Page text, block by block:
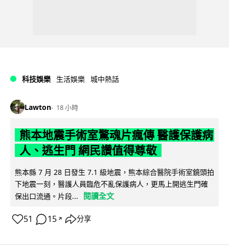
科技娛樂 生活娛樂 城中熱話
Lawton 18 小時
熊本地震手術室驚魂片瘋傳 醫護保護病
人、逃生門 網民讚值得尊敬
熊本縣 7 月 28 日發生 7.1 級地震，熊本綜合醫院手術室鏡頭拍
下地震一刻，醫護人員臨危不亂保護病人，更馬上開逃生門確
保出口流通。片段...
閱讀全文
51 15 ↗ 分享